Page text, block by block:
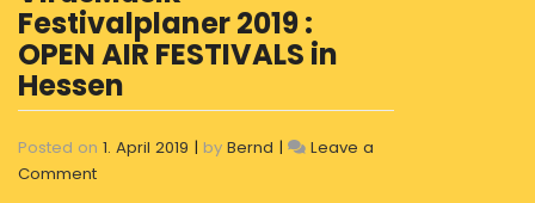
Festivalplaner 2019 :
OPEN AIR FESTIVALS in
Hessen
Posted on 1. April 2019 | by Bernd |
Leave a
Commenton